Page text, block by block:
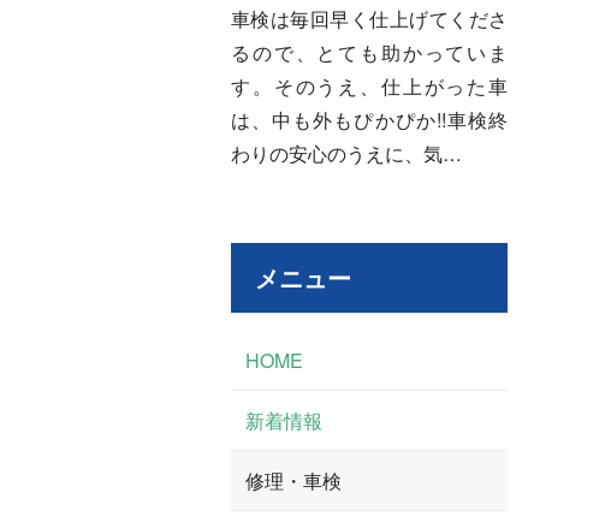
車検は毎回早く仕上げてくださ
るので、とても助かっていま
す。そのうえ、仕上がった車
は、中も外もぴかぴか!!車検終
わりの安心のうえに、気…
メニュー
HOME
新着情報
修理・車検